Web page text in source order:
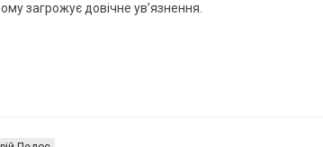
загрожує довічне ув’язнення.